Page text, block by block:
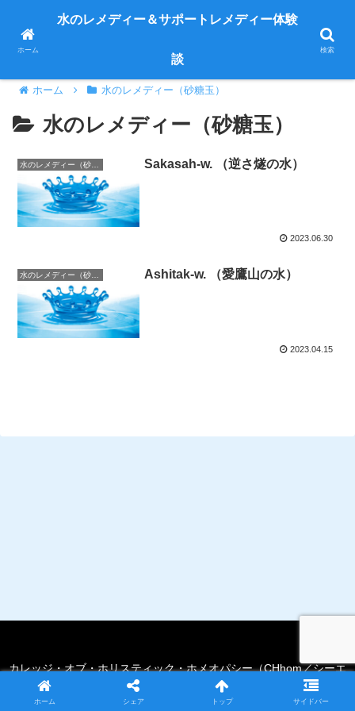
皆さまから寄せられた体験談を紹介します
ホーム 水のレメディー（砂糖玉）
水のレメディー（砂糖玉）
Sakasah-w. （逆さ燧の水）
2023.06.30
水のレメディー（砂糖玉） Ashitak-w. （愛鷹山の水）
2023.04.15
カレッジ・オブ・ホリスティック・ホメオパシー（CHhom／シーエ
ホーム
水のレメディー＆サポートレメディー体験
談
検索
ホーム シェア トップ サイドバー